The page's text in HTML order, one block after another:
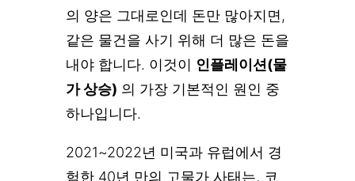
의 양은 그대로인데 돈만 많아지면,
같은 물건을 사기 위해 더 많은 돈을
내야 합니다. 이것이 인플레이션(물
가 상승) 의 가장 기본적인 원인 중
하나입니다.
2021~2022년 미국과 유럽에서 경
험한 40년 만의 고물가 사태는, 코